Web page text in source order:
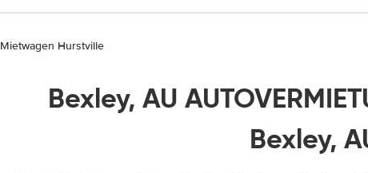
Mietwagen Hurstville
Bexley, AU
Bexley,